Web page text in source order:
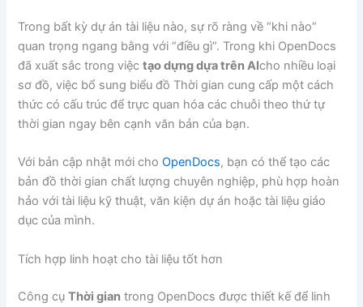
Trong bất kỳ dự án tài liệu nào, sự rõ ràng về “khi nào”
quan trọng ngang bằng với “điều gì”. Trong khi OpenDocs
đã xuất sắc trong việctạo dựng dựa trên AIcho nhiều loại
sơ đồ, việc bổ sung biểu đồ Thời gian cung cấp một cách
thức có cấu trúc để trực quan hóa các chuỗi theo thứ tự
thời gian ngay bên cạnh văn bản của bạn.
Với bản cập nhật mới choOpenDocs, bạn có thể tạo các
bản đồ thời gian chất lượng chuyên nghiệp, phù hợp hoàn
hảo với tài liệu kỹ thuật, văn kiện dự án hoặc tài liệu giáo
dục của mình.
Tích hợp linh hoạt cho tài liệu tốt hơn
Công cụThời gian trong OpenDocs được thiết kế để linh